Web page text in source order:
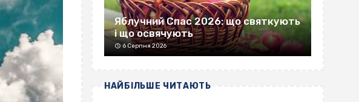
Яблучний Спас 2026: що святкують
і що освячують
6 Серпня 2026
НАЙБІЛЬШЕ ЧИТАЮТЬ